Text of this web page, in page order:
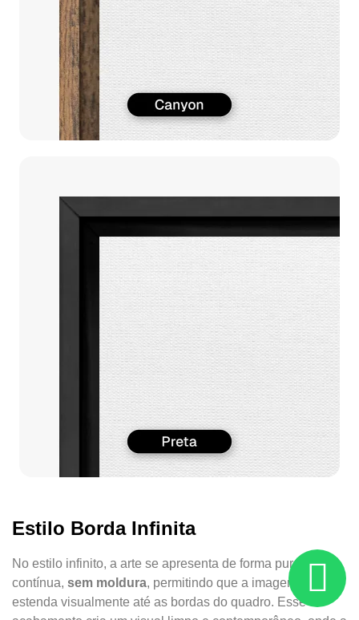
Estilo Borda Infinita
No estilo infinito, a arte se apresenta de forma pura e
contínua, sem moldura, permitindo que a imagem se
estenda visualmente até as bordas do quadro. Esse